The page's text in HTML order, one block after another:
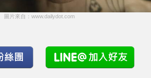
圖片來自：www.dailydot.com